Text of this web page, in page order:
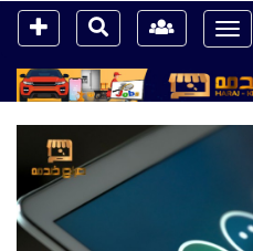
Toggle
navigation